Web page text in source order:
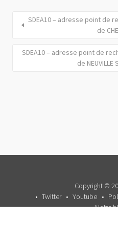
SDEA10 – adresse point de
de
SDEA10 – adresse point de
de NEUVILLE
Copyright ©
Twitter
Youtube
Notre